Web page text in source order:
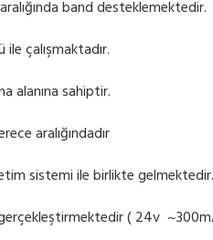
band
çalışmaktadır.
alanına sahiptir.
aralığındadır
sistemi ile birlikte gelmektedir.
( 24v